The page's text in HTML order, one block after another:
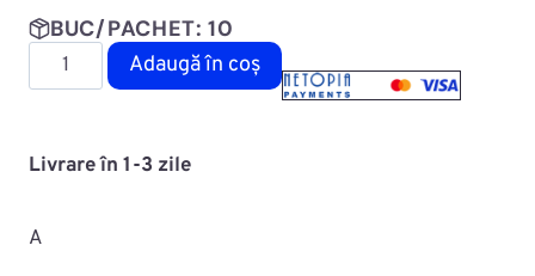
BUC/PACHET: 10
Cantitate
Diblu
capitonaj
Adaugă în coș
Livrare în 1-3 zile
A